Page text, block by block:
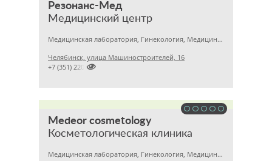
Резонанс-Мед
Медицинский центр
Медицинская лаборатория, Гинекология, Медицинский центр
Челябинск, улица Машиностроителей, 16

+7 (351) 2201031
Medeor cosmetology
Косметологическая клиника
Медицинская лаборатория, Гинекология, Медицинский центр